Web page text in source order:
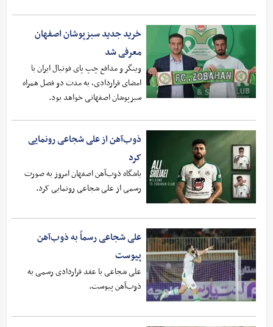
خرید جدید سبزپوشان اصفهان
معرفی شد
وینگر و مدافع چپ پای فوتبال ایران با
امضای قراردادی، به مدت دو فصل همراه
سبزپوشان اصفهانی خواهد بود.
ذوب‌آهن از علی شجاعی رونمایی
کرد
باشگاه ذوب‌آهن اصفهان امروز به صورت
رسمی از علی شجاعی رونمایی کرد.
علی شجاعی رسماً به ذوب‌آهن
پیوست
علی شجاعی با عقد قراردادی رسمی به
ذوب‌آهن پیوست.